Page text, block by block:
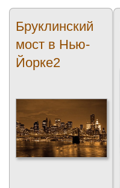
Бруклинский
мост в Нью-
Йорке2